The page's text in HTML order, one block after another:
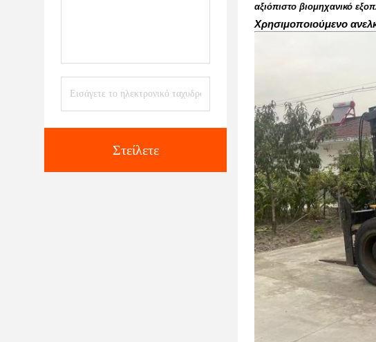
Στείλετε
αξιόπιστο βιομηχανικό
Χρησιμοποιούμενο